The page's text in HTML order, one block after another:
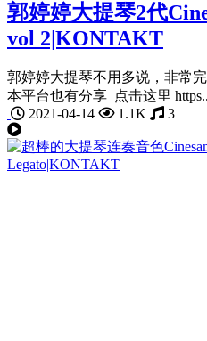
郭婷婷大提琴2代
vol 2|KONTAKT
郭婷婷大提琴不用多说，非常
本平台也有分享 点击这里
2021-04-14
1.1K 3